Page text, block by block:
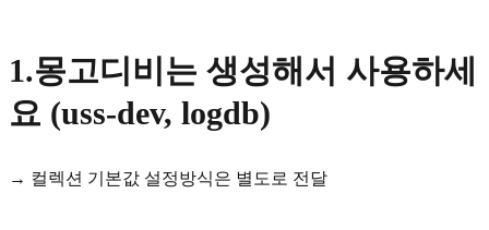
1.몽고디비는 생성해서 사용하세
요 (uss-dev, logdb)
→ 컬렉션 기본값 설정방식은 별도로 전달